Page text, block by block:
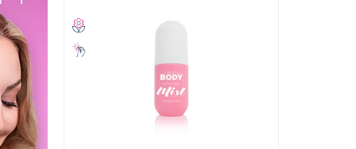
pentru călătorii. Încap cu ușurință în geantă, rucsac
fără note grele, aceste spray-uri sunt ideale pentru
fructate și florale